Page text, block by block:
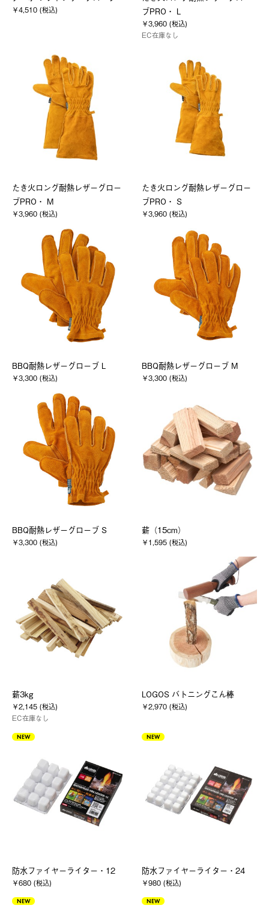
￥4,510 (税込)
ブPRO・ L
￥3,960 (税込)
EC在庫なし
たき火ロング耐熱レザーグロー
ブPRO・ M
￥3,960 (税込)
たき火ロング耐熱レザーグロー
ブPRO・ S
￥3,960 (税込)
BBQ耐熱レザーグローブ L
￥3,300 (税込)
BBQ耐熱レザーグローブ M
￥3,300 (税込)
BBQ耐熱レザーグローブ S
￥3,300 (税込)
薪（15cm）
￥1,595 (税込)
薪3kg
￥2,145 (税込)
EC在庫なし
LOGOS バトニングこん棒
￥2,970 (税込)
NEW
防水ファイヤーライター・12
￥680 (税込)
NEW
防水ファイヤーライター・24
￥980 (税込)
NEW NEW